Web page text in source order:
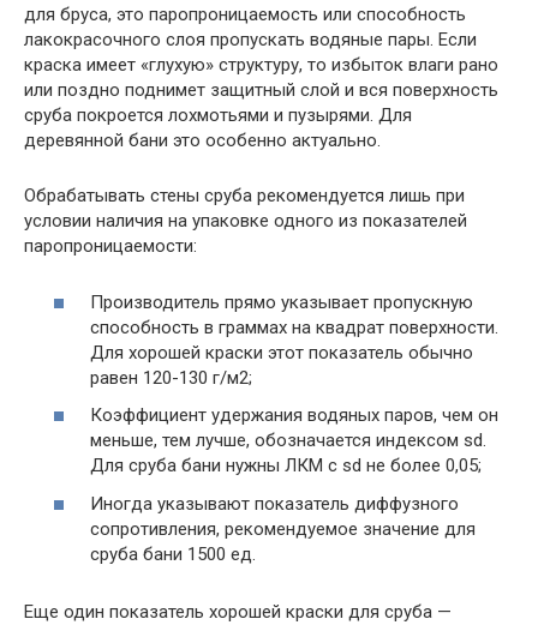
для бруса, это паропроницаемость или способность
лакокрасочного слоя пропускать водяные пары. Если
краска имеет «глухую» структуру, то избыток влаги рано
или поздно поднимет защитный слой и вся поверхность
сруба покроется лохмотьями и пузырями. Для
деревянной бани это особенно актуально.
Обрабатывать стены сруба рекомендуется лишь при
условии наличия на упаковке одного из показателей
паропроницаемости:
Производитель прямо указывает пропускную
способность в граммах на квадрат поверхности.
Для хорошей краски этот показатель обычно
равен 120-130 г/м2;
Коэффициент удержания водяных паров, чем он
меньше, тем лучше, обозначается индексом sd.
Для сруба бани нужны ЛКМ с sd не более 0,05;
Иногда указывают показатель диффузного
сопротивления, рекомендуемое значение для
сруба бани 1500 ед.
Еще один показатель хорошей краски для сруба —